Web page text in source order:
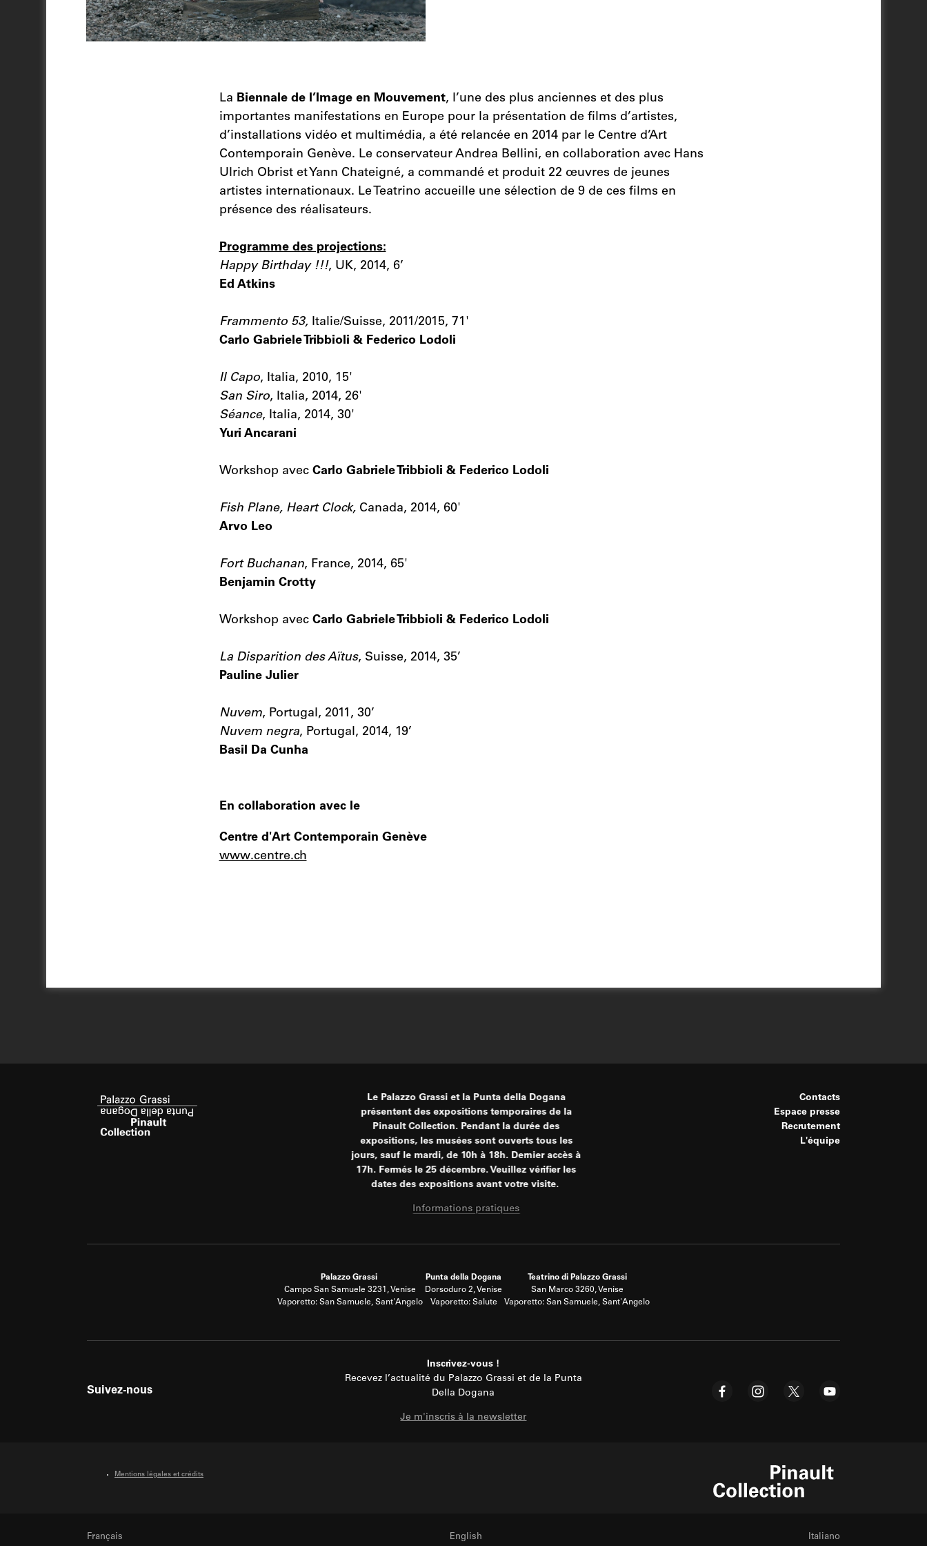
La Biennale de l’Image en Mouvement, l’une des plus anciennes et des plus
importantes manifestations en Europe pour la présentation de films d’artistes,
d’installations vidéo et multimédia, a été relancée en 2014 par le Centre d’Art
Contemporain Genève. Le conservateur Andrea Bellini, en collaboration avec Hans
Ulrich Obrist et Yann Chateigné, a commandé et produit 22 œuvres de jeunes
artistes internationaux. Le Teatrino accueille une sélection de 9 de ces films en
présence des réalisateurs.
Programme des projections:
Happy Birthday !!!, UK, 2014, 6’
Ed Atkins
Frammento 53, Italie/Suisse, 2011/2015, 71'
Carlo Gabriele Tribbioli & Federico Lodoli
Il Capo, Italia, 2010, 15'
San Siro, Italia, 2014, 26'
Séance, Italia, 2014, 30'
Yuri Ancarani
Workshop avec Carlo Gabriele Tribbioli & Federico Lodoli
Fish Plane, Heart Clock, Canada, 2014, 60'
Arvo Leo
Fort Buchanan, France, 2014, 65'
Benjamin Crotty
Workshop avec Carlo Gabriele Tribbioli & Federico Lodoli
La Disparition des Aïtus, Suisse, 2014, 35’
Pauline Julier
Nuvem, Portugal, 2011, 30’
Nuvem negra, Portugal, 2014, 19’
Basil Da Cunha
En collaboration avec le
Centre d'Art Contemporain Genève
www.centre.ch
Le Palazzo Grassi et la Punta della Dogana
présentent des expositions temporaires de la
Pinault Collection. Pendant la durée des
expositions, les musées sont ouverts tous les
jours, sauf le mardi, de 10h à 18h. Dernier accès à
17h. Fermés le 25 décembre. Veuillez vérifier les
dates des expositions avant votre visite.
Informations pratiques
Contacts
Espace presse
Recrutement
L'équipe
Palazzo Grassi
Campo San Samuele 3231, Venise
Vaporetto: San Samuele, Sant'Angelo
Punta della Dogana
Dorsoduro 2, Venise
Vaporetto: Salute
Teatrino di Palazzo Grassi
San Marco 3260, Venise
Vaporetto: San Samuele, Sant'Angelo
Suivez-nous
Inscrivez-vous !
Recevez l’actualité du Palazzo Grassi et de la Punta
Della Dogana
Je m'inscris à la newsletter
Mentions légales et crédits
Français English Italiano